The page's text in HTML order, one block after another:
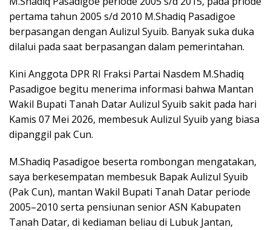
pertama tahun 2005 s/d 2010 M.Shadiq Pasadigoe
berpasangan dengan Aulizul Syuib. Banyak suka duka
dilalui pada saat berpasangan dalam pemerintahan.
Kini Anggota DPR RI Fraksi Partai Nasdem M.Shadiq
Pasadigoe begitu menerima informasi bahwa Mantan
Wakil Bupati Tanah Datar Aulizul Syuib sakit pada hari
Kamis 07 Mei 2026, membesuk Aulizul Syuib yang biasa
dipanggil pak Cun.
M.Shadiq Pasadigoe beserta rombongan mengatakan,
saya berkesempatan membesuk Bapak Aulizul Syuib
(Pak Cun), mantan Wakil Bupati Tanah Datar periode
2005–2010 serta pensiunan senior ASN Kabupaten
Tanah Datar, di kediaman beliau di Lubuk Jantan,